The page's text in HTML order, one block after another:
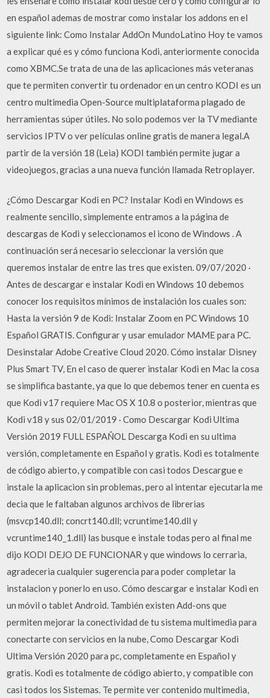
en español ademas de mostrar como instalar los addons en el
siguiente link: Como Instalar AddOn MundoLatino Hoy te vamos
a explicar qué es y cómo funciona Kodi, anteriormente conocida
como XBMC.Se trata de una de las aplicaciones más veteranas
que te permiten convertir tu ordenador en un centro KODI es un
centro multimedia Open-Source multiplataforma plagado de
herramientas súper útiles. No solo podemos ver la TV mediante
servicios IPTV o ver películas online gratis de manera legal.A
partir de la versión 18 (Leia) KODI también permite jugar a
videojuegos, gracias a una nueva función llamada Retroplayer.
¿Cómo Descargar Kodi en PC? Instalar Kodi en Windows es
realmente sencillo, simplemente entramos a la página de
descargas de Kodi y seleccionamos el icono de Windows . A
continuación será necesario seleccionar la versión que
queremos instalar de entre las tres que existen. 09/07/2020 ·
Antes de descargar e instalar Kodi en Windows 10 debemos
conocer los requisitos mínimos de instalación los cuales son:
Hasta la versión 9 de Kodi: Instalar Zoom en PC Windows 10
Español GRATIS. Configurar y usar emulador MAME para PC.
Desinstalar Adobe Creative Cloud 2020. Cómo instalar Disney
Plus Smart TV, En el caso de querer instalar Kodi en Mac la cosa
se simplifica bastante, ya que lo que debemos tener en cuenta es
que Kodi v17 requiere Mac OS X 10.8 o posterior, mientras que
Kodi v18 y sus 02/01/2019 · Como Descargar Kodi Ultima
Versión 2019 FULL ESPAÑOL Descarga Kodi en su ultima
versión, completamente en Español y gratis. Kodi es totalmente
de código abierto, y compatible con casi todos Descargue e
instale la aplicacion sin problemas, pero al intentar ejecutarla me
decia que le faltaban algunos archivos de librerias
(msvcp140.dll; concrt140.dll; vcruntime140.dll y
vcruntime140_1.dll) las busque e instale todas pero al final me
dijo KODI DEJO DE FUNCIONAR y que windows lo cerraria,
agradeceria cualquier sugerencia para poder completar la
instalacion y ponerlo en uso. Cómo descargar e instalar Kodi en
un móvil o tablet Android. También existen Add-ons que
permiten mejorar la conectividad de tu sistema multimedia para
conectarte con servicios en la nube, Como Descargar Kodi
Ultima Versión 2020 para pc, completamente en Español y
gratis. Kodi es totalmente de código abierto, y compatible con
casi todos los Sistemas. Te permite ver contenido multimedia,